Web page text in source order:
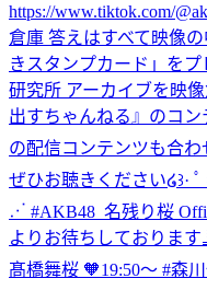
https://www.tiktok.com/
倉庫 答えはすべて映像
きスタンプカード」を
研究所 アーカイブを映
出すちゃんねる』のコ
の配信コンテンツも合わ
ぜひお聴きください໒꒱·
⋰ #AKB48_名残り桜
よりお待ちしておりま
髙橋舞桜 🧡19:50〜 #森川